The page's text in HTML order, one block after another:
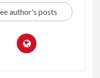
author's posts